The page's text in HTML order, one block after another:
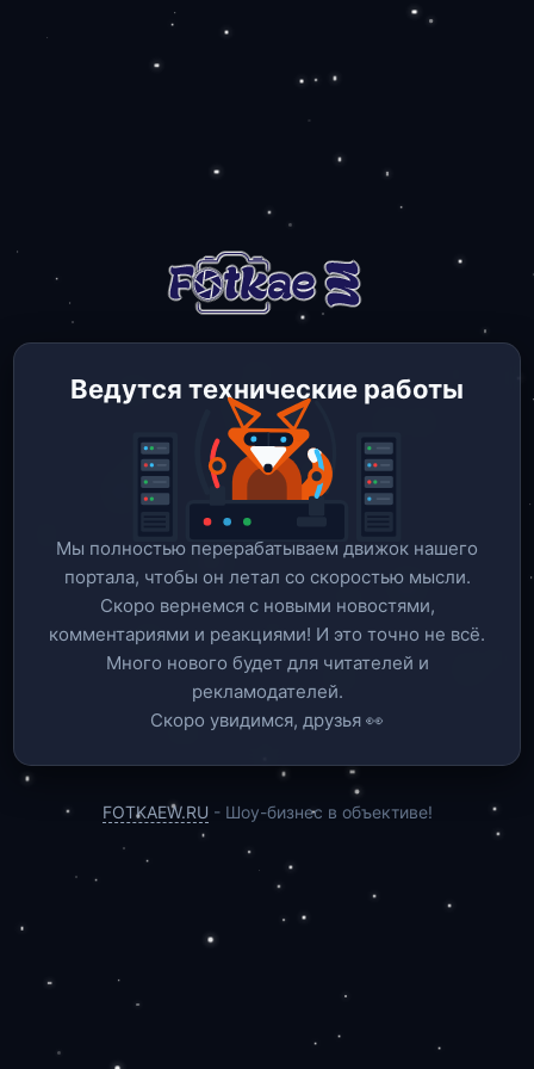
Ведутся технические работы
Мы полностью перерабатываем движок нашего
портала, чтобы он летал со скоростью мысли.
Скоро вернемся c новыми новостями,
комментариями и реакциями! И это точно не всё.
Много нового будет для читателей и
рекламодателей.
Скоро увидимся, друзья 👀
FOTKAEW.RU - Шоу-бизнес в объективе!